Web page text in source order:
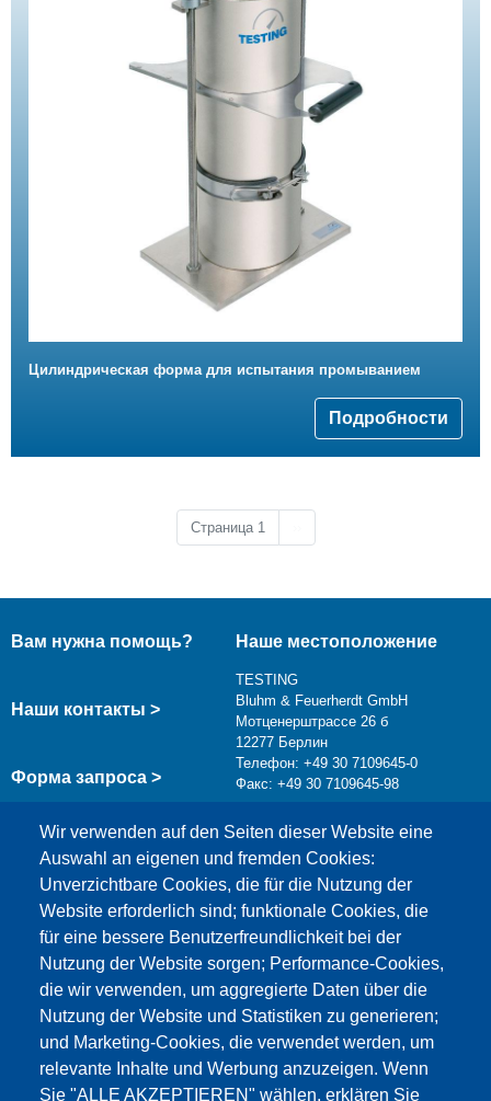
Цилиндрическая форма для испытания промыванием
Подробности
Страница 1
Wir verwenden auf den Seiten dieser Website eine
Auswahl an eigenen und fremden Cookies:
Unverzichtbare Cookies, die für die Nutzung der
Website erforderlich sind; funktionale Cookies, die
für eine bessere Benutzerfreundlichkeit bei der
Nutzung der Website sorgen; Performance-Cookies,
die wir verwenden, um aggregierte Daten über die
Nutzung der Website und Statistiken zu generieren;
und Marketing-Cookies, die verwendet werden, um
relevante Inhalte und Werbung anzuzeigen. Wenn
Sie "ALLE AKZEPTIEREN" wählen, erklären Sie
Вам нужна помощь?
Наши контакты >
Форма запроса >
Наше местоположение
TESTING
Bluhm & Feuerherdt GmbH
Мотценерштрассе 26 б
12277 Берлин
Телефон: +49 30 7109645-0
Факс: +49 30 7109645-98
info@testing.de
Этот материал заблокирован, потому что
файлы cookie Google Maps не были приняты.
НЕОБХОДИМО ПРИНЯТЬ ТОЛЬКО